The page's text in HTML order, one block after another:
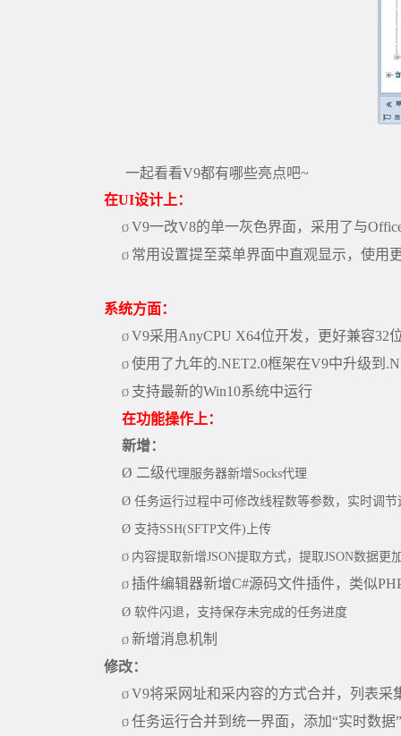
一起看看V9都有哪些亮点吧~
在UI设计上：
Ø V9一改V8的单一灰色界面，采用了与
Ø 常用设置提至菜单界面中直观显示，使用
系统方面：
Ø V9采用 AnyCPU X64位开发，更好兼容32
Ø 使用了九年的.NET2.0框架在V9中升级到
Ø 支持最新的Win10系统中运行
在功能操作上：
新增：
Ø 二级代理服务器新增Socks代理
Ø 任务运行过程中可修改线程数等参数，实时调
Ø 支持SSH(SFTP文件) 上传
Ø 内容提取新增JSON提取方式，提取JSON数据更
Ø 插件编辑器新增C#源码文件插件，类似
Ø 软件闪退，支持保存未完成的任务进度
Ø 新增消息机制
修改：
Ø V9将采网址和采内容的方式合并，列表
Ø 任务运行合并到统一界面，添加“实时数据